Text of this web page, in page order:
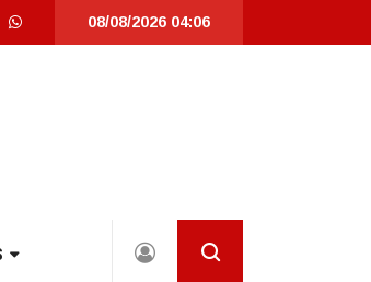
instala novo semáforo na rua Santa Catarina, na
08/08/2026 04:06